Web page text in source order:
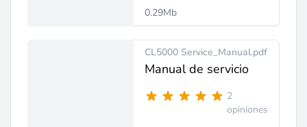
0.29Mb
CL5000 Service_Manual.pdf
Manual de servicio
2
opiniones